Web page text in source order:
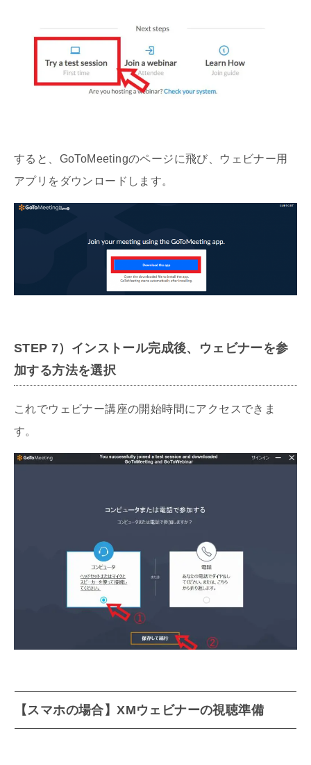
すると、GoToMeetingのページに飛び、ウェビナー用
アプリをダウンロードします。
STEP 7） インストール完成後、ウェビナーを参
加する方法を選択
これでウェビナー講座の開始時間にアクセスできま
す。
【スマホの場合】XMウェビナーの視聴準備